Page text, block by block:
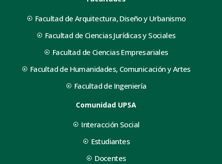
Facultad de Arquitectura, Diseño y Urbanismo
Facultad de Ciencias Jurídicas y Sociales
Facultad de Ciencias Empresariales
Facultad de Humanidades, Comunicación y Artes
Facultad de Ingeniería
Comunidad UPSA
Interacción Social
Estudiantes
Docentes